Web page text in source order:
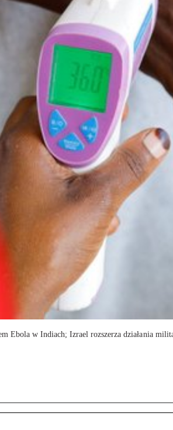
Ebola w Indiach; Izrael rozszerza działania